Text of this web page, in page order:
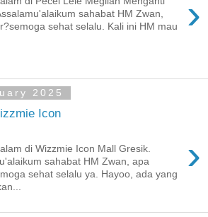
›
sahabat HM Zwan,
sehat selalu. Kali ini HM mau
2025
Icon
›
di Wizzmie Icon Mall Gresik.
sahabat HM Zwan, apa
sehat selalu ya. Hayoo, ada yang